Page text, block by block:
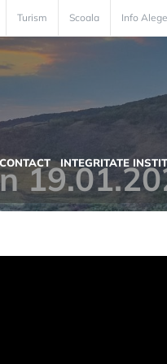
Turism Scoala Info
CONTACT INTEGRITATE